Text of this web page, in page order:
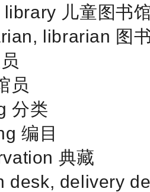
儿童图书
librarian 图
员
分类
编目
典藏
desk, delivery